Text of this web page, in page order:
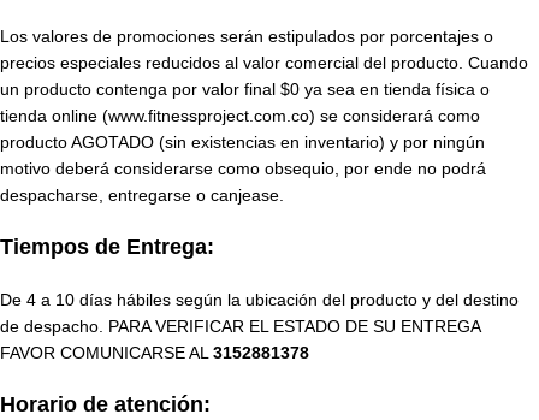
Los valores de promociones serán estipulados por porcentajes o
precios especiales reducidos al valor comercial del producto. Cuando
un producto contenga por valor final $0 ya sea en tienda física o
tienda online (www.fitnessproject.com.co) se considerará como
producto AGOTADO (sin existencias en inventario) y por ningún
motivo deberá considerarse como obsequio, por ende no podrá
despacharse, entregarse o canjease.
Tiempos de Entrega:
De 4 a 10 días hábiles según la ubicación del producto y del destino
de despacho. PARA VERIFICAR EL ESTADO DE SU ENTREGA
FAVOR COMUNICARSE AL 3152881378
Horario de atención: